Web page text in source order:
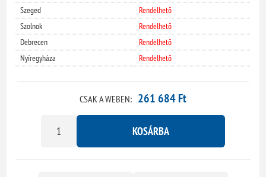
Szeged
Rendelhető
Szolnok
Rendelhető
Debrecen
Rendelhető
Nyíregyháza
Rendelhető
CSAK A WEBEN: 261 684 Ft
KOSÁRBA